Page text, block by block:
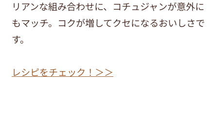
リアンな組み合わせに、コチュジャンが意外に
もマッチ。コクが増してクセになるおいしさで
す。
レシピをチェック！＞＞